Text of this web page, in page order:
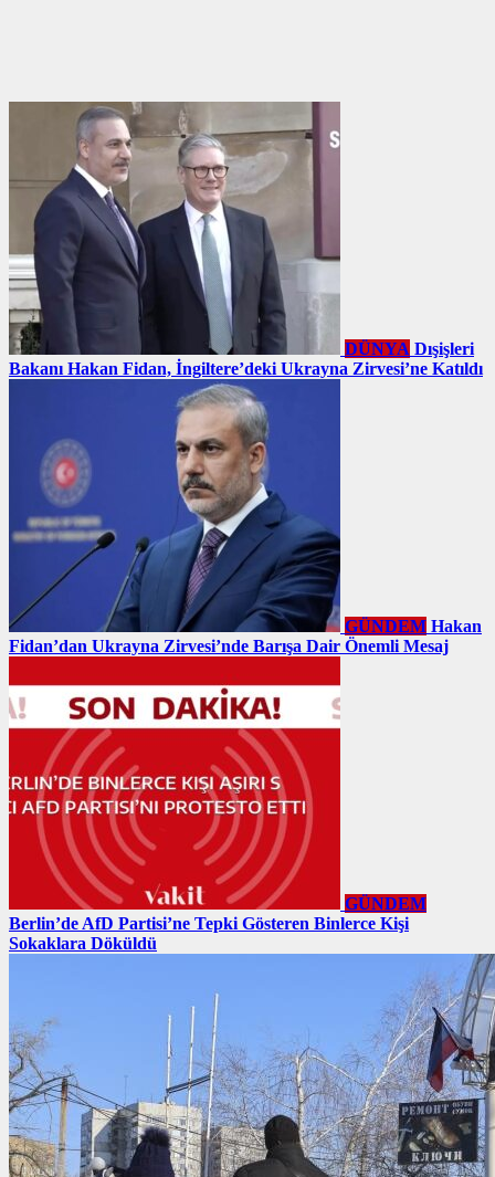
DÜNYA Dışişleri
Bakanı Hakan Fidan, İngiltere’deki Ukrayna Zirvesi’ne Katıldı
GÜNDEM Hakan
Fidan’dan Ukrayna Zirvesi’nde Barışa Dair Önemli Mesaj
GÜNDEM
Berlin’de AfD Partisi’ne Tepki Gösteren Binlerce Kişi
Sokaklara Döküldü